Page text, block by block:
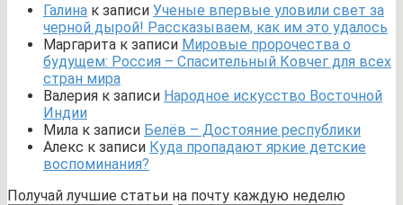
Галина к записи Ученые впервые уловили свет за
черной дырой! Рассказываем, как им это удалось
Маргарита к записи Мировые пророчества о
будущем: Россия – Спасительный Ковчег для всех
стран мира
Валерия к записи Народное искусство Восточной
Индии
Мила к записи Белёв – Достояние республики
Алекс к записи Куда пропадают яркие детские
воспоминания?
Получай лучшие статьи на почту каждую неделю